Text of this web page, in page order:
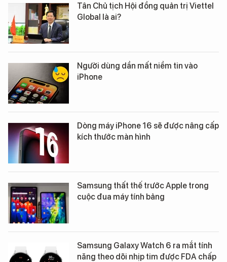
Tân Chủ tịch Hội đồng quản trị Viettel
Global là ai?
Người dùng dần mất niềm tin vào
iPhone
Dòng máy iPhone 16 sẽ được nâng cấp
kích thước màn hình
Samsung thất thế trước Apple trong
cuộc đua máy tính bảng
Samsung Galaxy Watch 6 ra mắt tính
năng theo dõi nhịp tim được FDA chấp